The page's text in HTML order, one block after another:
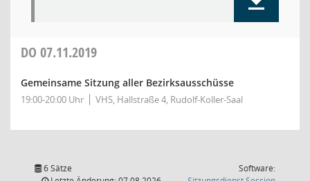
DO 07.11.2019
Gemeinsame Sitzung aller Bezirksausschüsse
19:00-20:00 Uhr VHS, Hallstraße 4, Rudolf-Koller-Saal
6 Sätze
Software: